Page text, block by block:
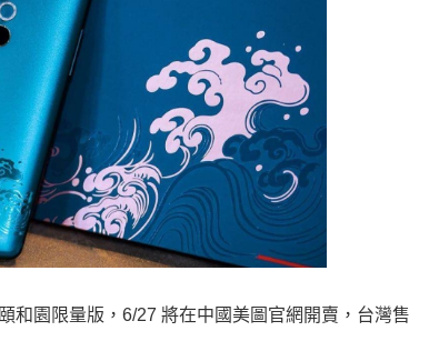
和園限量版，6/27 將在中國美圖官網開賣，台灣售